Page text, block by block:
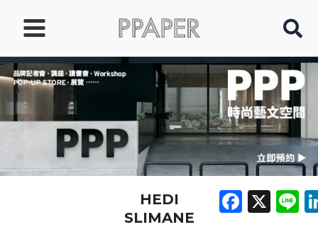
要
內
HEDI
SLIMANE
X